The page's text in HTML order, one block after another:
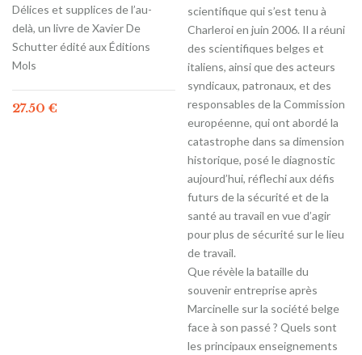
Délices et supplices de l’au-
delà, un livre de Xavier De
Schutter édité aux Éditions
Mols
27.50 €
scientifique qui s’est tenu à
Charleroi en juin 2006. Il a réuni
des scientifiques belges et
italiens, ainsi que des acteurs
syndicaux, patronaux, et des
responsables de la Commission
européenne, qui ont abordé la
catastrophe dans sa dimension
historique, posé le diagnostic
aujourd’hui, réflechi aux défis
futurs de la sécurité et de la
santé au travail en vue d’agir
pour plus de sécurité sur le lieu
de travail.
Que révèle la bataille du
souvenir entreprise après
Marcinelle sur la société belge
face à son passé ? Quels sont
les principaux enseignements